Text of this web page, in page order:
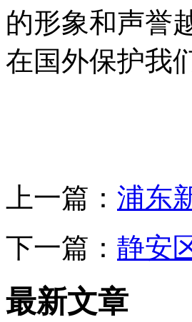
的形象和声誉
在国外保护我
上一篇： 浦东
下一篇： 静安
最新文章